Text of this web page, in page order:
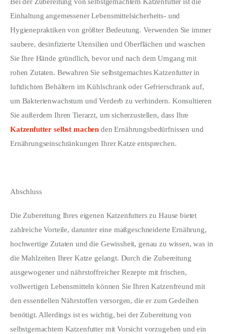
Einhaltung angemessener Lebensmittelsicherheits- und
Hygienepraktiken von größter Bedeutung. Verwenden Sie immer
saubere, desinfizierte Utensilien und Oberflächen und waschen
Sie Ihre Hände gründlich, bevor und nach dem Umgang mit
rohen Zutaten. Bewahren Sie selbstgemachtes Katzenfutter in
luftdichten Behältern im Kühlschrank oder Gefrierschrank auf,
um Bakterienwachstum und Verderb zu verhindern. Konsultieren
Sie außerdem Ihren Tierarzt, um sicherzustellen, dass Ihre
Katzenfutter selbst machen den Ernährungsbedürfnissen und
Ernährungseinschränkungen Ihrer Katze entsprechen.
Abschluss
Die Zubereitung Ihres eigenen Katzenfutters zu Hause bietet
zahlreiche Vorteile, darunter eine maßgeschneiderte Ernährung,
hochwertige Zutaten und die Gewissheit, genau zu wissen, was in
die Mahlzeiten Ihrer Katze gelangt. Durch die Zubereitung
ausgewogener und nährstoffreicher Rezepte mit frischen,
vollwertigen Lebensmitteln können Sie Ihren Katzenfreund mit
den essentiellen Nährstoffen versorgen, die er zum Gedeihen
benötigt. Allerdings ist es wichtig, bei der Zubereitung von
selbstgemachtem Katzenfutter mit Vorsicht vorzugehen und ein